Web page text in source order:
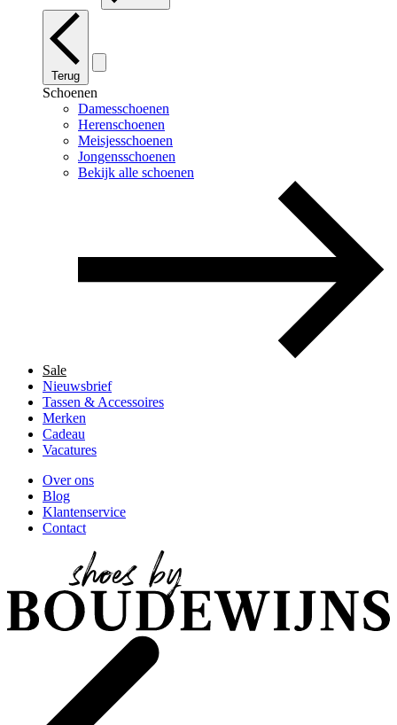
Terug
Schoenen
Damesschoenen
Herenschoenen
Meisjesschoenen
Jongensschoenen
Bekijk alle schoenen
Sale
Nieuwsbrief
Tassen & Accessoires
Merken
Cadeau
Vacatures
Over ons
Blog
Klantenservice
Contact